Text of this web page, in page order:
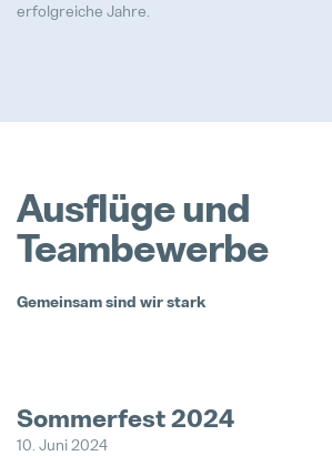
erfolgreiche Jahre.
Ausflüge und
Teambewerbe
Gemeinsam sind wir stark
Sommerfest 2024
10. Juni 2024